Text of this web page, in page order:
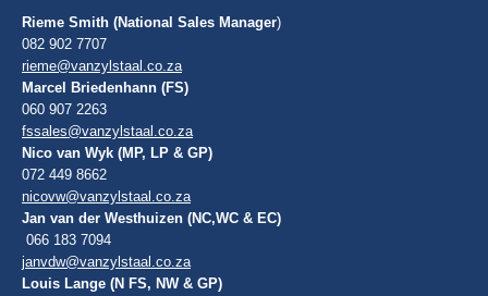
Rieme Smith (National Sales Manager)
082 902 7707
rieme@vanzylstaal.co.za
Marcel Briedenhann (FS)
060 907 2263
fssales@vanzylstaal.co.za
Nico van Wyk (MP, LP & GP)
072 449 8662
nicovw@vanzylstaal.co.za
Jan van der Westhuizen (NC,WC & EC)
066 183 7094
janvdw@vanzylstaal.co.za
Louis Lange (N FS, NW & GP)